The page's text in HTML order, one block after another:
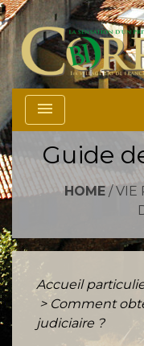
menu
Guide
HOME/ VIE
Accueil
> Comment
judiciaire ?